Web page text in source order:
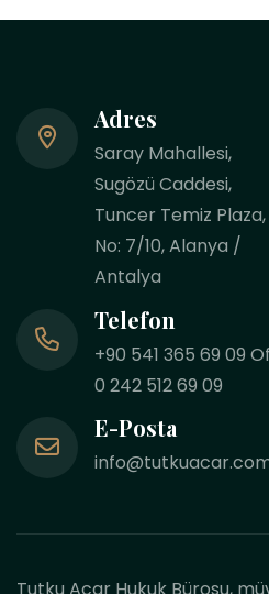
Adres
Saray Mahallesi,
Sugözü Caddesi,
Tuncer Temiz Plaza,
No: 7/10, Alanya /
Antalya
Telefon
+90 541 365 69 09
0 242 512 69 09
E-Posta